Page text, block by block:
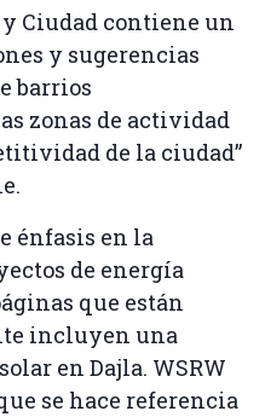
Ciudad contiene un
y sugerencias
barrios
zonas de actividad
de la ciudad”
énfasis en la
de energía
que están
incluyen una
en Dajla. WSRW
se hace referencia